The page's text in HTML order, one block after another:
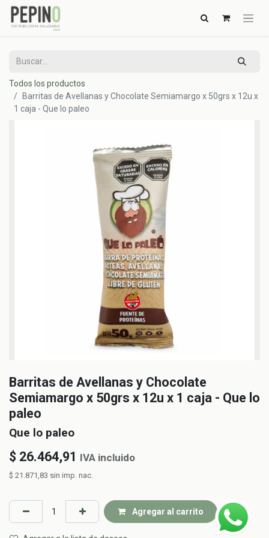
Todos los productos
Barritas de Avellanas y Chocolate Semiamargo x 50grs x 12u x
1 caja - Que lo paleo
Barritas de Avellanas y Chocolate
Semiamargo x 50grs x 12u x 1 caja - Que lo
paleo
Que lo paleo
$ 26.464,91 IVA incluido
$ 21.871,83 sin imp. nac.
Agregar al carrito